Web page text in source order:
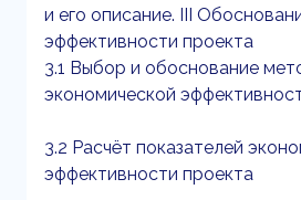
и его описание. III
эффективности проекта
3.1 Выбор и обоснование
экономической
3.2 Расчёт показателей
эффективности проекта